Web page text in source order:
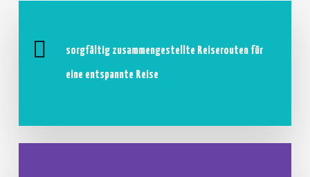
sorgfältig zusammengestellte Reiserouten für
eine entspannte Reise